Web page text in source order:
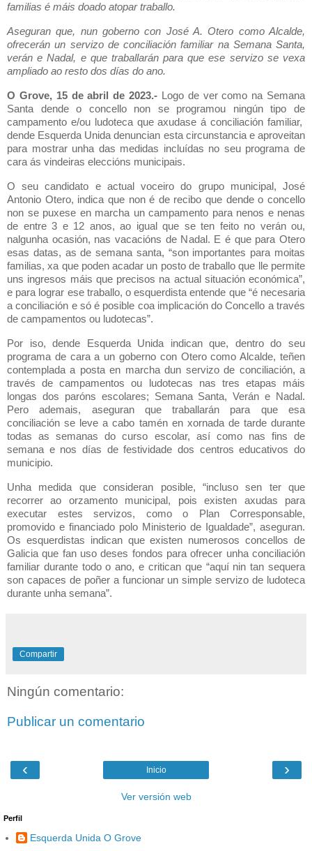
familias é máis doado atopar traballo.
Aseguran que, nun goberno con José A. Otero como Alcalde,
ofrecerán un servizo de conciliación familiar na Semana Santa,
verán e Nadal, e que traballarán para que ese servizo se vexa
ampliado ao resto dos días do ano.
O Grove, 15 de abril de 2023.- Logo de ver como na Semana
Santa dende o concello non se programou ningún tipo de
campamento e/ou ludoteca que axudase á conciliación familiar,
dende Esquerda Unida denuncian esta circunstancia e aproveitan
para mostrar unha das medidas incluídas no seu programa de
cara ás vindeiras eleccións municipais.
O seu candidato e actual voceiro do grupo municipal, José
Antonio Otero, indica que non é de recibo que dende o concello
non se puxese en marcha un campamento para nenos e nenas
de entre 3 e 12 anos, ao igual que se ten feito no verán ou,
nalgunha ocasión, nas vacacións de Nadal. E é que para Otero
esas datas, as de semana santa, “son importantes para moitas
familias, xa que poden acadar un posto de traballo que lle permite
uns ingresos máis que precisos na actual situación económica”,
e para lograr ese traballo, o esquerdista entende que “é necesaria
a conciliación e só é posible coa implicación do Concello a través
de campamentos ou ludotecas”.
Por iso, dende Esquerda Unida indican que, dentro do seu
programa de cara a un goberno con Otero como Alcalde, teñen
contemplada a posta en marcha dun servizo de conciliación, a
través de campamentos ou ludotecas nas tres etapas máis
longas dos paróns escolares; Semana Santa, Verán e Nadal.
Pero ademais, aseguran que traballarán para que esa
conciliación se leve a cabo tamén en xornada de tarde durante
todas as semanas do curso escolar, así como nas fins de
semana e nos días de festividade dos centros educativos do
municipio.
Unha medida que consideran posible, “incluso sen ter que
recorrer ao orzamento municipal, pois existen axudas para
executar estes servizos, como o Plan Corresponsable,
promovido e financiado polo Ministerio de Igualdade”, aseguran.
Os esquerdistas indican que existen numerosos concellos de
Galicia que fan uso deses fondos para ofrecer unha conciliación
familiar durante todo o ano, e critican que “aquí nin tan sequera
son capaces de poñer a funcionar un simple servizo de ludoteca
durante unha semana”.
Compartir
Ningún comentario:
Publicar un comentario
‹ ›
Inicio
Ver versión web
Perfil
Esquerda Unida O Grove